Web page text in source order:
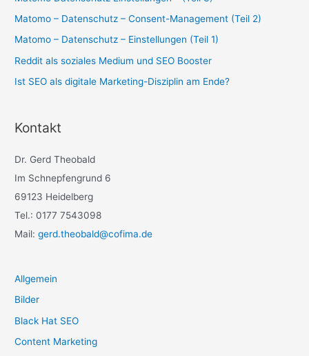
Matomo – Datenschutz – Consent-Management (Teil 2)
Matomo – Datenschutz – Einstellungen (Teil 1)
Reddit als soziales Medium und SEO Booster
Ist SEO als digitale Marketing-Disziplin am Ende?
Kontakt
Dr. Gerd Theobald
Im Schnepfengrund 6
69123 Heidelberg
Tel.: 0177 7543098
Mail:gerd.theobald@cofima.de
Allgemein
Bilder
Black Hat SEO
Content Marketing